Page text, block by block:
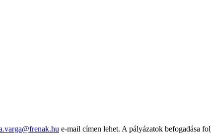
e-mail címen lehet. A pályázatok befogadása